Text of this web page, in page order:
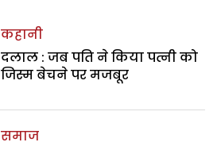
कहानी
दलाल : जब पति ने किया पत्नी को
जिस्म बेचने पर मजबूर
समाज